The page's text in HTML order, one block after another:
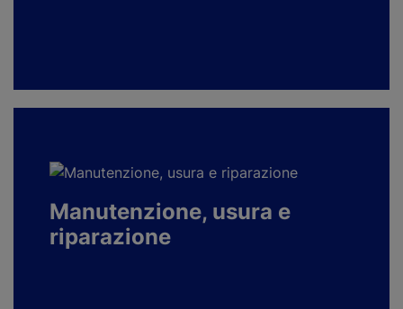
Manutenzione, usura e
riparazione